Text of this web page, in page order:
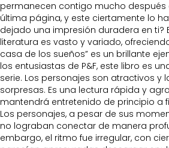
permanecen contigo mucho
última página, y este ciertamente lo
dejado una impresión duradera en ti?
literatura es vasto y variado,
casa de los sueños” es un brillante
los entusiastas de P&F, este libro es
serie. Los personajes son atractivos y
sorpresas. Es una lectura rápida y
mantendrá entretenido de principio a
Los personajes, a pesar de sus
no lograban conectar de manera
embargo, el ritmo fue irregular, con